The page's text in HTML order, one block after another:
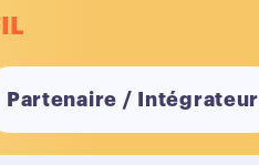
Partenaire / Intégrateur